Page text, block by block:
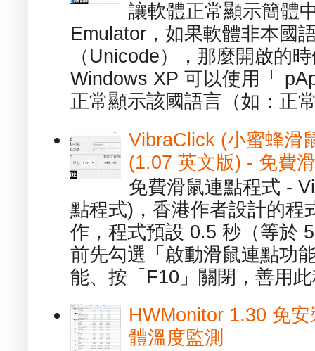
讓軟體正常顯示簡體
Emulator，如果軟體非本國
（Unicode），那麼開啟的
Windows XP 可以使用「
正常顯示該國語言（如：正
VibraClick (小蜜蜂滑
(1.07 英文版) - 免費
免費滑鼠連點程式 -
點程式)，香港作者設計的程
作，程式預設 0.5 秒（等於
前先勾選「啟動滑鼠連點功
能、按「F10」關閉，善用
HWMonitor 1.30 免
體溫度監測